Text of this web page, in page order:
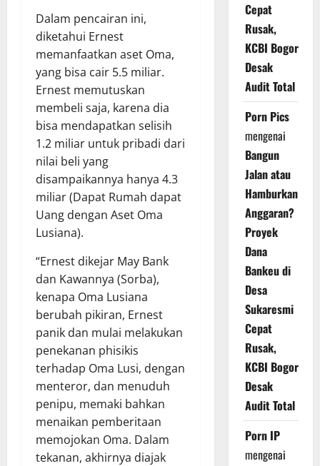
Dalam pencairan ini,
diketahui Ernest
memanfaatkan aset Oma,
yang bisa cair 5.5 miliar.
Ernest memutuskan
membeli saja, karena dia
bisa mendapatkan selisih
1.2 miliar untuk pribadi dari
nilai beli yang
disampaikannya hanya 4.3
miliar (Dapat Rumah dapat
Uang dengan Aset Oma
Lusiana).
“Ernest dikejar May Bank
dan Kawannya (Sorba),
kenapa Oma Lusiana
berubah pikiran, Ernest
panik dan mulai melakukan
penekanan phisikis
terhadap Oma Lusi, dengan
menteror, dan menuduh
penipu, memaki bahkan
menaikan pemberitaan
memojokan Oma. Dalam
tekanan, akhirnya diajak
Cepat
Rusak,
KCBI Bogor
Desak
Audit Total
Porn Pics
mengenai
Bangun
Jalan atau
Hamburkan
Anggaran?
Proyek
Dana
Bankeu di
Desa
Sukaresmi
Cepat
Rusak,
KCBI Bogor
Desak
Audit Total
Porn IP
mengenai